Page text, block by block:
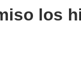
los